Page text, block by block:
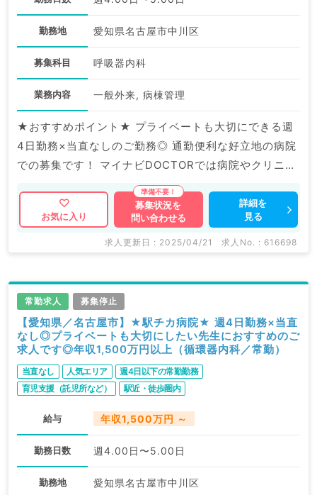
勤務地 愛知県名古屋市中川区
募集科目 呼吸器内科
業務内容 一般外来, 病棟管理
★おすすめポイント★ プライベートも大切にできる週
4日勤務×当直なしのご勤務◎ 通勤便利な好立地の病院
での募集です！ マイナビDOCTORでは病院やクリニッ
クなどの医療機関求人はもちろんのこと、 産業医等の
企業系求人も多数扱っています。 求人内容の詳細等は
お気軽にお問合せ下さい。
お気に入り
募集状況を
問い合わせる
詳細を
見る
求人更新日 : 2025/04/21 求人No. : 616698
常勤求人 募集停止
【愛知県／名古屋市】★駅チカ病院★ 週4日勤務×当直
なし◎プライベートも大切にしたい先生におすすめのご
求人です◎年収1,500万円以上（循環器内科／常勤）
当直なし 人気エリア
週4日以下の常勤勤務
育児支援（託児所など）
駅近・徒歩圏内
給与 年収1,500万円 ～
勤務日数 週4.00日〜5.00日
勤務地 愛知県名古屋市中川区